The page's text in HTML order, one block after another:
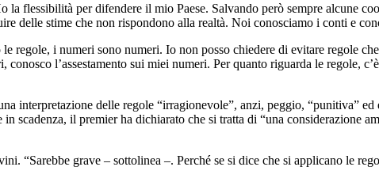
flessibilità per difendere il mio Paese. Salvando però sempre alcune
delle stime che non rispondono alla realtà. Noi conosciamo i conti e
regole, i numeri sono numeri. Io non posso chiedere di evitare regole
l’assestamento sui miei numeri. Per quanto riguarda le regole,
interpretazione delle regole “irragionevole”, anzi, peggio, “punitiva”
scadenza, il premier ha dichiarato che si tratta di “una considerazione
“Sarebbe grave – sottolinea –. Perché se si dice che si applicano le